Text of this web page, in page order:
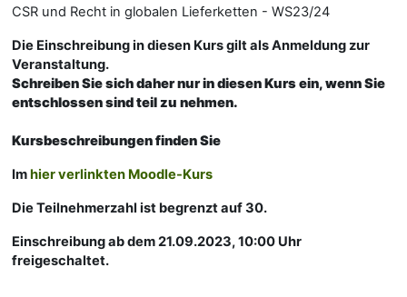
CSR und Recht in globalen Lieferketten - WS23/24
Die Einschreibung in diesen Kurs gilt als Anmeldung zur
Veranstaltung.
Schreiben Sie sich daher nur in diesen Kurs ein, wenn Sie
entschlossen sind teil zu nehmen.
Kursbeschreibungen finden Sie
Imhier verlinkten Moodle-Kurs
Die Teilnehmerzahl ist begrenzt auf 30.
Einschreibung ab dem 21.09.2023, 10:00 Uhr
freigeschaltet.